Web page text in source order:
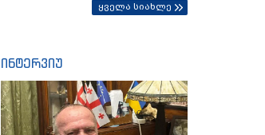
ყველა სიახლე
ინტერვიუ